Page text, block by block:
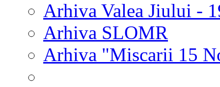
Arhiva Valea Jiului -
Arhiva SLOMR
Arhiva "Miscarii 15